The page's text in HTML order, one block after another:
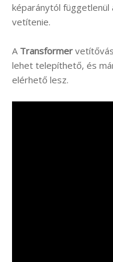
képaránytól függetlenül
vetítenie.
A Transformer
lehet telepíthető, és
elérhető lesz.